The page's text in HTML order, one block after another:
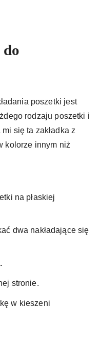
do
poszetki jest
rodzaju poszetki i
się ta zakładka z
kolorze innym niż
na płaskiej
dwa nakładające się
stronie.
w kieszeni